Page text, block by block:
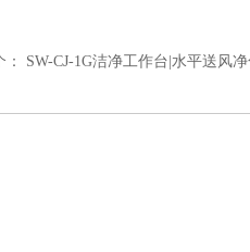
SW-CJ-1G洁净工作台|水平送风